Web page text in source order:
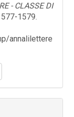
- CLASSE DI
1579.
annalilettere